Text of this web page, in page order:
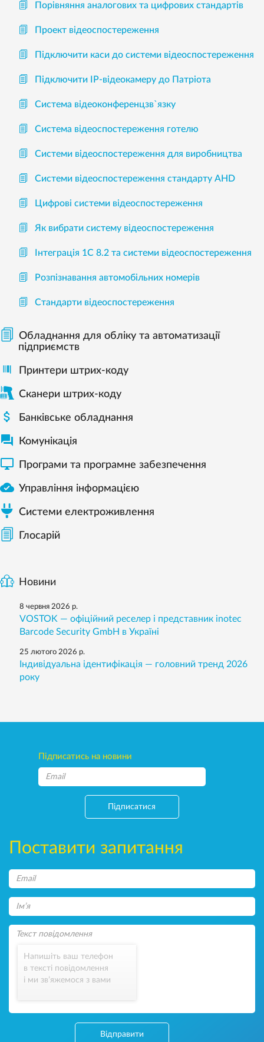
Порівняння аналогових та цифрових стандартів
Проект відеоспостереження
Підключити каси до системи відеоспостереження
Підключити IP-відеокамеру до Патріота
Система відеоконференцзв`язку
Система відеоспостереження готелю
Системи відеоспостереження для виробництва
Системи відеоспостереження стандарту AHD
Цифрові системи відеоспостереження
Як вибрати систему відеоспостереження
Інтеграція 1С 8.2 та системи відеоспостереження
Розпізнавання автомобільних номерів
Стандарти відеоспостереження
Обладнання для обліку та автоматизації
підприємств
Принтери штрих-коду
Сканери штрих-коду
 Банківське обладнання
 Комунікація
 Програми та програмне забезпечення
 Управління інформацією
Системи електроживлення
Глосарій
Новини
8 червня 2026 р.
VOSTOK — офіційний реселер і представник inotec
Barcode Security GmbH в Україні
25 лютого 2026 р.
Індивідуальна ідентифікація — головний тренд 2026
року
Підписатись на новини
Підписатися
Поставити запитання
Напишіть ваш телефон
в тексті повідомлення
і ми зв’яжемося з вами
Відправити